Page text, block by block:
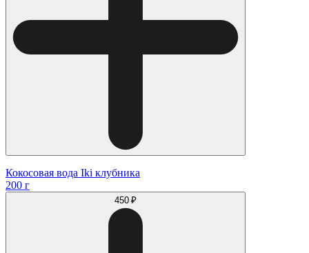
Кокосовая вода Iki клубника
200 г
450 ₽